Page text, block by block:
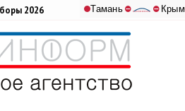
Тамань ⛔ ⛔ Крым
2026